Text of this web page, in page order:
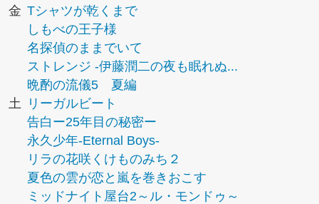
金 Tシャツが乾くまで
しもべの王子様
名探偵のままでいて
ストレンジ -伊藤潤二の夜も眠れぬ...
晩酌の流儀5 夏編
土
リーガルビート
告白ー25年目の秘密ー
永久少年-Eternal Boys-
リラの花咲くけものみち２
夏色の雲が恋と嵐を巻きおこす
ミッドナイト屋台2～ル・モンドゥ～